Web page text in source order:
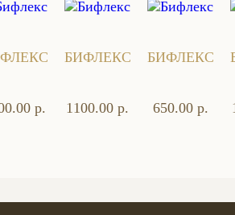
р.
БИФЛЕКС
1100.00 р.
БИФЛЕКС
650.00 р.